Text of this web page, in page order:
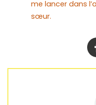
me lancer dans
sœur.